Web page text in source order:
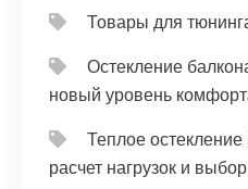
Товары для
Остекление
новый уровень
Теплое
расчет нагрузок и